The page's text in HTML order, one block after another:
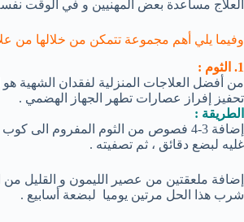
العلاج مساعدة بعض المهنيين و في الوقت نفسه
وفيما يلي أهم مجموعة تتمكن من خلالها من
1. الثوم :
من أفضل العلاجات المنزلية لفقدان الشهية
تحفيز إفراز عصارات تطهر الجهاز الهضمي .
الطريقة :
إضافة 3-4 فصوص من الثوم المفروم الى كوب من الماء.
غليه لبضع دقائق ، ثم تصفيته .
إضافة ملعقتين من عصير الليمون و القليل من
شرب هذا الحل مرتين يوميا لبضعة أسابيع .